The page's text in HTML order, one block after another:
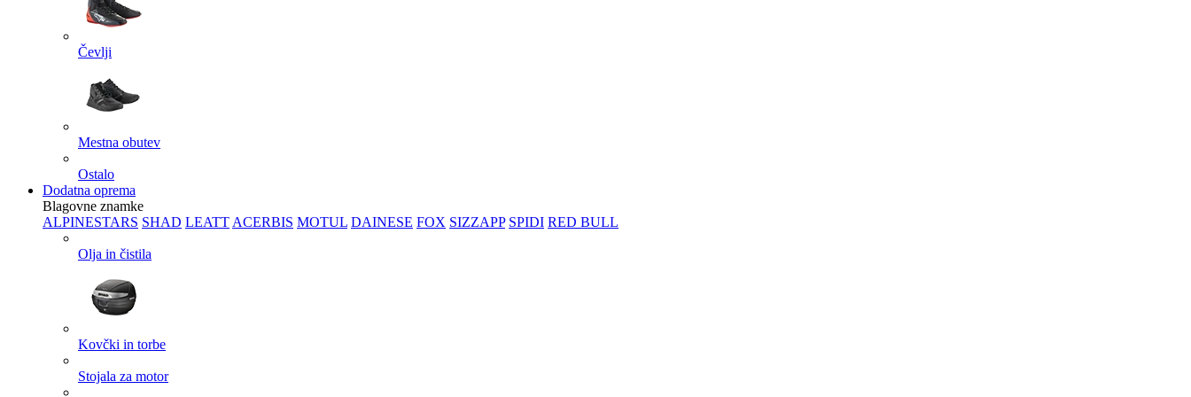
Čevlji
Mestna obutev
Ostalo
Dodatna oprema
Blagovne znamke
ALPINESTARS SHAD LEATT ACERBIS MOTUL DAINESE FOX SIZZAPP SPIDI RED BULL
Olja in čistila
Kovčki in torbe
Stojala za motor